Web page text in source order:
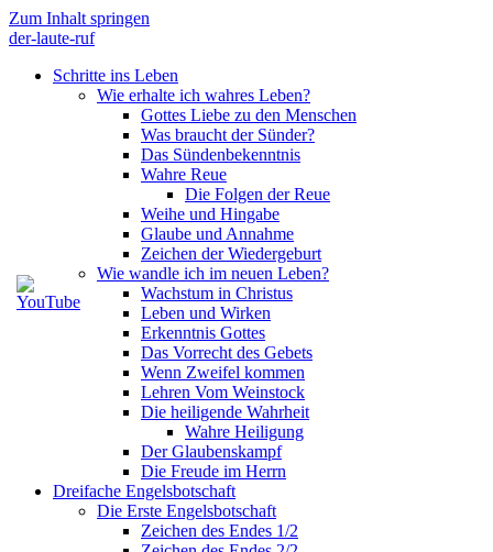
Zum Inhalt springen
der-laute-ruf
Schritte ins Leben
Wie erhalte ich wahres Leben?
Gottes Liebe zu den Menschen
Was braucht der Sünder?
Das Sündenbekenntnis
Wahre Reue
Die Folgen der Reue
Weihe und Hingabe
Glaube und Annahme
Zeichen der Wiedergeburt
Wie wandle ich im neuen Leben?
Wachstum in Christus
Leben und Wirken
Erkenntnis Gottes
Das Vorrecht des Gebets
Wenn Zweifel kommen
Lehren Vom Weinstock
Die heiligende Wahrheit
Wahre Heiligung
Der Glaubenskampf
Die Freude im Herrn
Dreifache Engelsbotschaft
Die Erste Engelsbotschaft
Zeichen des Endes 1/2